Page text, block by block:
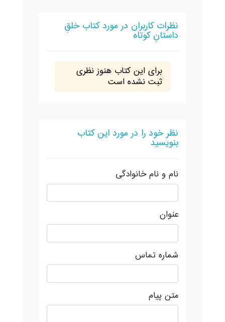
نظرات کاربران در مورد کتاب خلقِ
داستانِ کوتاه
برای این کتاب هنوز نظری
ثبت نشده است
نظر خود را در مورد این کتاب
بنویسید
نام و نام خانوادگی
عنوان
شماره تماس
متن پیام